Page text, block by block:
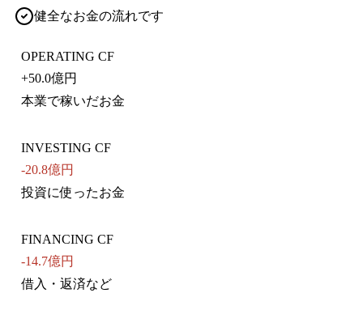
健全なお金の流れです
OPERATING CF
+50.0億円
本業で稼いだお金
INVESTING CF
-20.8億円
投資に使ったお金
FINANCING CF
-14.7億円
借入・返済など